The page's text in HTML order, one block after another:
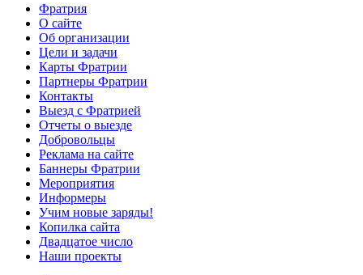
Фратрия
О сайте
Об организации
Цели и задачи
Карты Фратрии
Партнеры Фратрии
Контакты
Выезд с Фратрией
Отчеты о выезде
Добровольцы
Реклама на сайте
Баннеры Фратрии
Мероприятия
Информеры
Учим новые заряды!
Копилка сайта
Двадцатое число
Наши проекты